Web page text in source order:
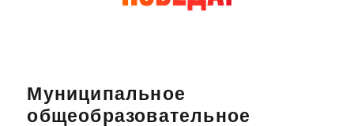
Муниципальное
общеобразовательное